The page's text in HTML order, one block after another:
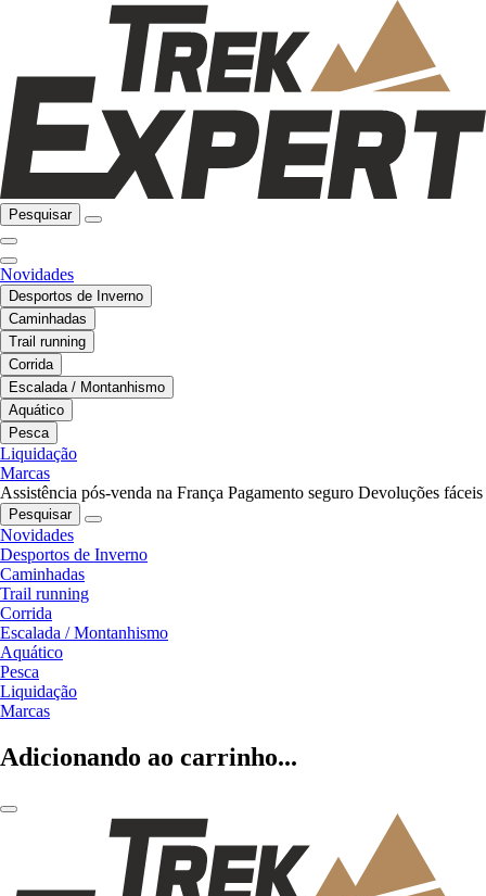
Pesquisar
Novidades
Desportos de Inverno
Caminhadas
Trail running
Corrida
Escalada / Montanhismo
Aquático
Pesca
Liquidação
Marcas
Assistência pós-venda na França Pagamento seguro Devoluções fáceis
Pesquisar
Novidades
Desportos de Inverno
Caminhadas
Trail running
Corrida
Escalada / Montanhismo
Aquático
Pesca
Liquidação
Marcas
Adicionando ao carrinho...